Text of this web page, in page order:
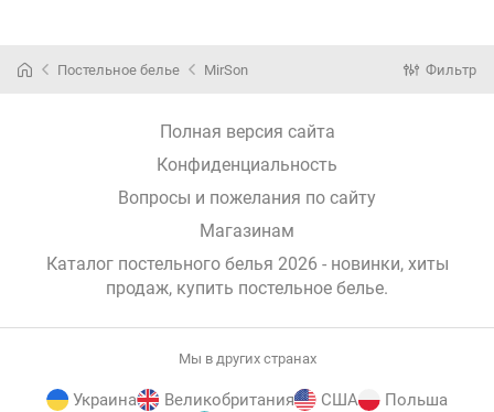
Постельное белье MirSon Фильтр
Полная версия сайта
Конфиденциальность
Вопросы и пожелания по сайту
Магазинам
Каталог постельного белья 2026 - новинки, хиты
продаж, купить постельное белье.
Мы в других странах
Украина Великобритания США Польша